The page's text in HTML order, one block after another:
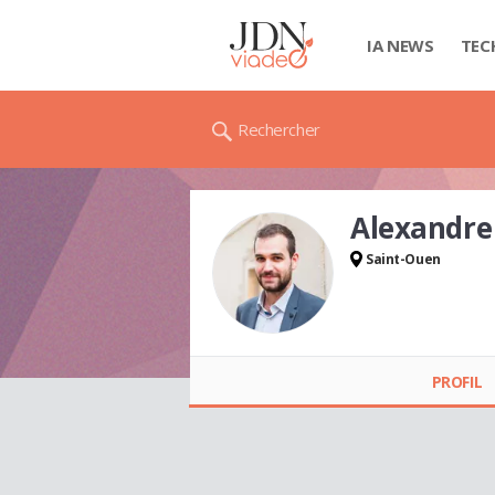
IA NEWS
Rechercher
Alexandre
Saint-Ouen
PROFIL